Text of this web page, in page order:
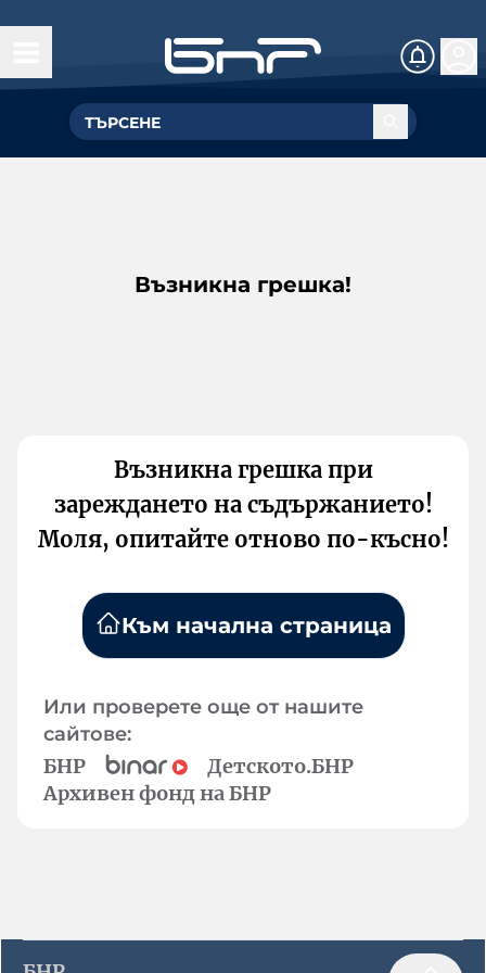
Възникна грешка!
Възникна грешка при
зареждането на съдържанието!
Моля, опитайте отново по-късно!
Към начална страница
Или проверете още от нашите
сайтове:
БНР
Детското.БНР
Архивен фонд на БНР